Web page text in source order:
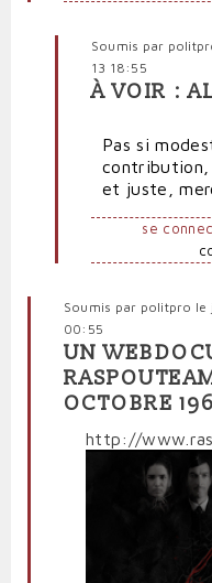
Soumis par
13 18:55
En
Paris
17
octobre
ali
(non
vérifié)
À VOIR :
Pas si
contribution,
et juste,
se
Soumis par politpro le
00:55
UN
OCTOBRE
http://